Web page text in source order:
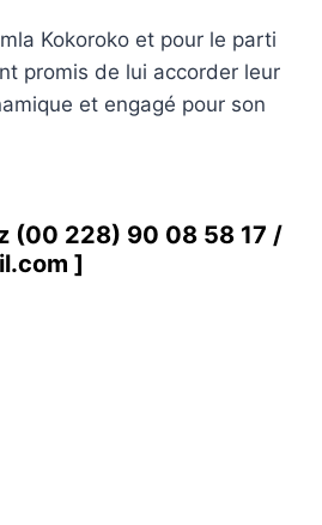
Kokoroko et pour le parti
promis de lui accorder leur
et engagé pour son
(00 228) 90 08 58 17 /
]